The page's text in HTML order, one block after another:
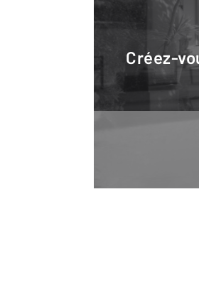
Créez-vous une alerte mail pour être averti quand une annonce est en ligne et consultez la